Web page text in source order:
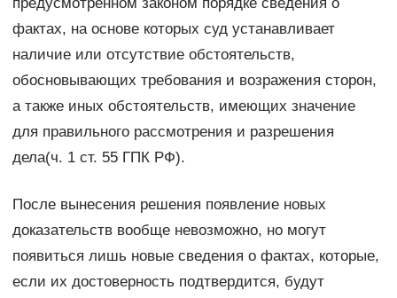
предусмотренном законом порядке сведения о
фактах, на основе которых суд устанавливает
наличие или отсутствие обстоятельств,
обосновывающих требования и возражения сторон,
а также иных обстоятельств, имеющих значение
для правильного рассмотрения и разрешения
дела(ч. 1 ст. 55 ГПК РФ).
После вынесения решения появление новых
доказательств вообще невозможно, но могут
появиться лишь новые сведения о фактах, которые,
если их достоверность подтвердится, будут